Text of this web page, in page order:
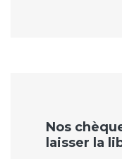
Nos
laisser la